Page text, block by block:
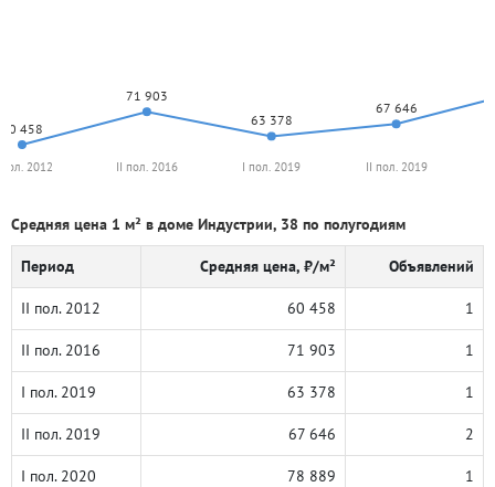
60 458
71 903
63 378
67 646
2012 II пол. 2016 I пол. 2019 II пол. 2019
Средняя цена 1 м² в доме Индустрии, 38 по полугодиям
Период Средняя цена, ₽/м² Объявлений
II пол. 2012 60 458 1
II пол. 2016 71 903 1
I пол. 2019 63 378 1
II пол. 2019 67 646 2
I пол. 2020 78 889 1